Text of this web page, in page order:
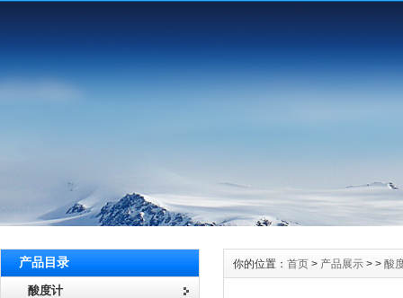
产品目录
酸度计
你的位置： 首页 > 产品展示 > > 酸